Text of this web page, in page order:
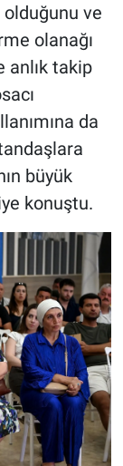
ve
olanağı
takip
da
büyük
konuştu.